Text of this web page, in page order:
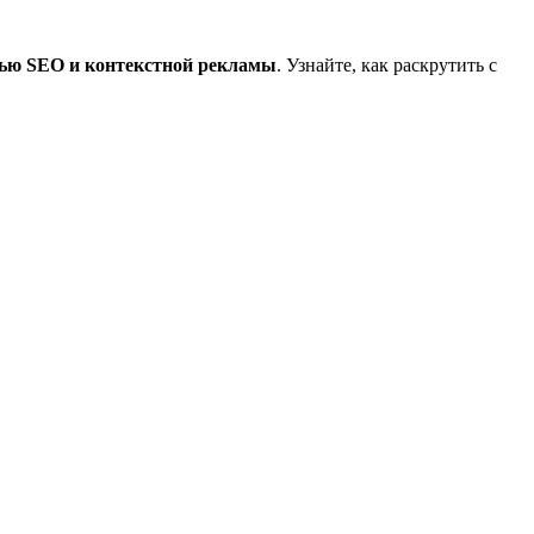
SEO и контекстной рекламы. Узнайте, как раскрутить с